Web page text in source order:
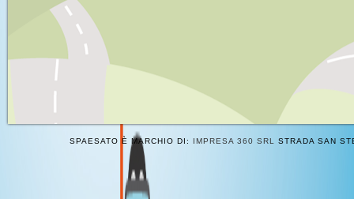
SPAESATO È MARCHIO DI: IMPRESA 360 SRL STRADA SAN